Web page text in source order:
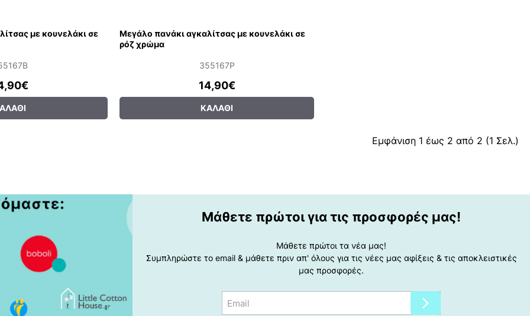
με κουνελάκι σε
Μεγάλο πανάκι αγκαλίτσας με κουνελάκι σε
ρόζ χρώμα
355167P
14,90€
ΚΑΛΆΘΙ
Εμφάνιση 1 έως 2 από 2 (1 Σελ.)
Μάθετε πρώτοι για τις προσφορές μας!
Μάθετε πρώτοι τα νέα μας!
Συμπληρώστε το email & μάθετε πριν απ' όλους για τις νέες μας αφίξεις & τις αποκλειστικές
μας προσφορές.